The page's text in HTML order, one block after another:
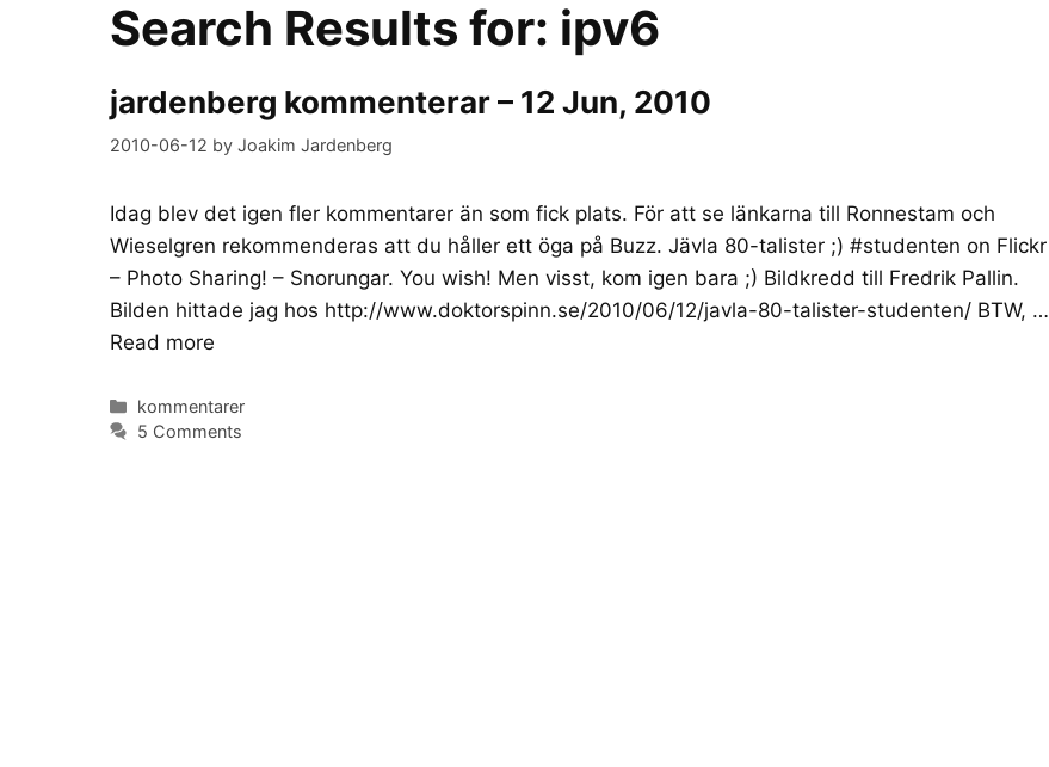
Search Results for: ipv6
jardenberg kommenterar – 12 Jun, 2010
2010-06-12 by Joakim Jardenberg
Idag blev det igen fler kommentarer än som fick plats. För att se länkarna till Ronnestam och
Wieselgren rekommenderas att du håller ett öga på Buzz. Jävla 80-talister ;) #studenten on Flickr
– Photo Sharing! – Snorungar. You wish! Men visst, kom igen bara ;) Bildkredd till Fredrik Pallin.
Bilden hittade jag hos http://www.doktorspinn.se/2010/06/12/javla-80-talister-studenten/ BTW, …
Read more
Categories
kommentarer
5 Comments